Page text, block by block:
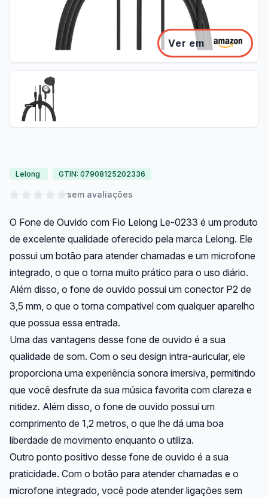
Ver em
Lelong GTIN: 07908125202336
sem avaliações
O Fone de Ouvido com Fio Lelong Le-0233 é um produto
de excelente qualidade oferecido pela marca Lelong. Ele
possui um botão para atender chamadas e um microfone
integrado, o que o torna muito prático para o uso diário.
Além disso, o fone de ouvido possui um conector P2 de
3,5 mm, o que o torna compatível com qualquer aparelho
que possua essa entrada.
Uma das vantagens desse fone de ouvido é a sua
qualidade de som. Com o seu design intra-auricular, ele
proporciona uma experiência sonora imersiva, permitindo
que você desfrute da sua música favorita com clareza e
nitidez. Além disso, o fone de ouvido possui um
comprimento de 1,2 metros, o que lhe dá uma boa
liberdade de movimento enquanto o utiliza.
Outro ponto positivo desse fone de ouvido é a sua
praticidade. Com o botão para atender chamadas e o
microfone integrado, você pode atender ligações sem